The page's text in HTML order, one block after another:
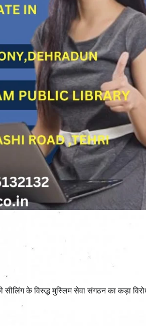
सीलिंग के विरुद्ध मुस्लिम सेवा संगठन का कड़ा